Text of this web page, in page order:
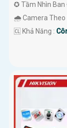
✪ Tầm Nhìn
🌧️ Camera Theo
️🆑 Khả Năng :